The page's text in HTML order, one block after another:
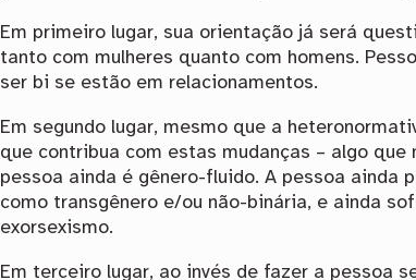
Em primeiro lugar, sua orientação já será
tanto com mulheres quanto com homens.
ser bi se estão em relacionamentos.
Em segundo lugar, mesmo que a
que contribua com estas mudanças – algo que
pessoa ainda é gênero-fluido. A pessoa ainda
como transgênero e/ou não-binária, e ainda
exorsexismo.
Em terceiro lugar, ao invés de fazer a pessoa